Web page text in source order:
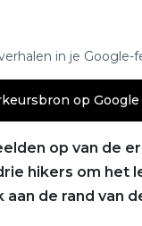
in je Google-
op Google
op van de
hikers om het
aan de rand van